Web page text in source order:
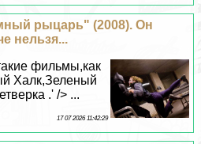
рыцарь" (2008). Он
нельзя...
фильмы,как
Халк,Зеленый
.' /> ...
17 07 2026 11:42:29